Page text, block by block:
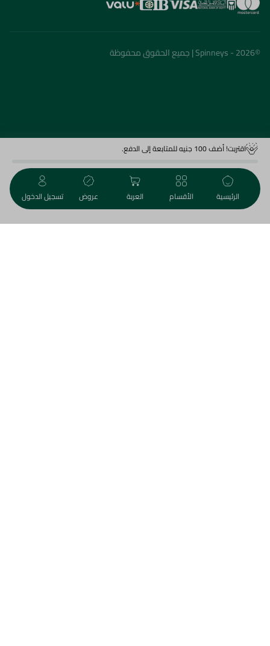
473.95 جم اضف للعربة
©2026 - Spinneys | جميع الحقوق محفوظة
اقتربت! أضف 100 جنيه للمتابعة إلى الدفع.
الرئيسية الأقسام العربة عروض تسجيل الدخول